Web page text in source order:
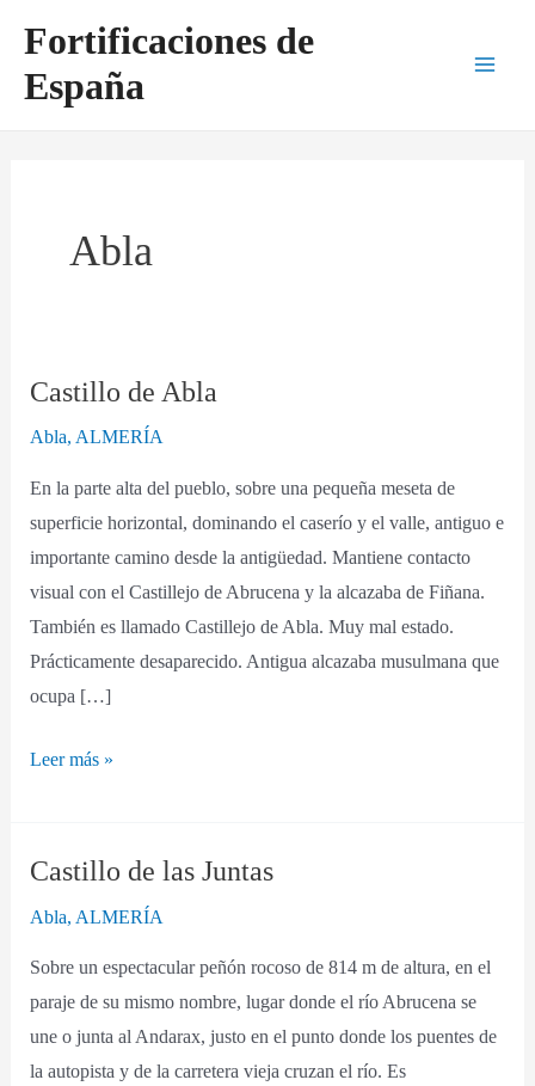
contenido
Fortificaciones de
España
Abla
Castillo de Abla
Abla,ALMERÍA
En la parte alta del pueblo, sobre una pequeña meseta de
superficie horizontal, dominando el caserío y el valle, antiguo e
importante camino desde la antigüedad. Mantiene contacto
visual con el Castillejo de Abrucena y la alcazaba de Fiñana.
También es llamado Castillejo de Abla. Muy mal estado.
Prácticamente desaparecido. Antigua alcazaba musulmana que
ocupa […]
Castillo
Leer más »
Castillo de las Juntas
Abla, ALMERÍA
Sobre un espectacular peñón rocoso de 814 m de altura, en el
paraje de su mismo nombre, lugar donde el río Abrucena se
une o junta al Andarax, justo en el punto donde los puentes de
la autopista y de la carretera vieja cruzan el río. Es
Castillo
Juntas